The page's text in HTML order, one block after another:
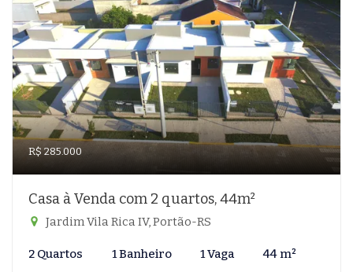
R$ 285.000
Casa à Venda com 2 quartos, 44m²
Jardim Vila Rica IV, Portão-RS
2 Quartos 1 Banheiro 1 Vaga 44 m²